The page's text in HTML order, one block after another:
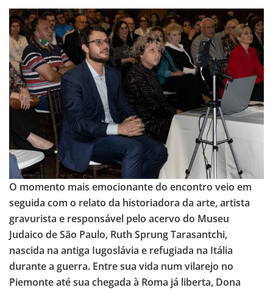
O momento mais emocionante do encontro veio em
seguida com o relato da historiadora da arte, artista
gravurista e responsável pelo acervo do Museu
Judaico de São Paulo, Ruth Sprung Tarasantchi,
nascida na antiga Iugoslávia e refugiada na Itália
durante a guerra. Entre sua vida num vilarejo no
Piemonte até sua chegada à Roma já liberta, Dona